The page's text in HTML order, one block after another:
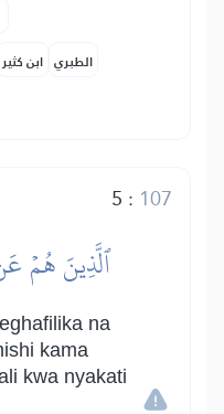
ابن كثير الطبري
5 : 107
ٱلَّذِينَ هُمۡ
na
kama
kwa nyakati